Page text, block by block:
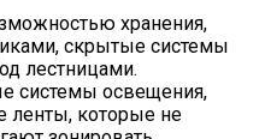
хранения,
скрытые системы
лестницами.
системы освещения,
ленты, которые не